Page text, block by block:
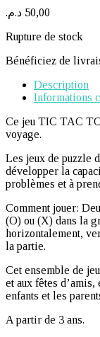
50,00 د.م.
Rupture de stock
Bénéficiez de
Description
Informations
Ce jeu TIC TAC
voyage.
Les jeux de puzzle
développer la
problèmes et à
Comment jouer:
(O) ou (X) dans la
horizontalement,
la partie.
Cet ensemble de
et aux fêtes
enfants et les
A partir de 3 ans.